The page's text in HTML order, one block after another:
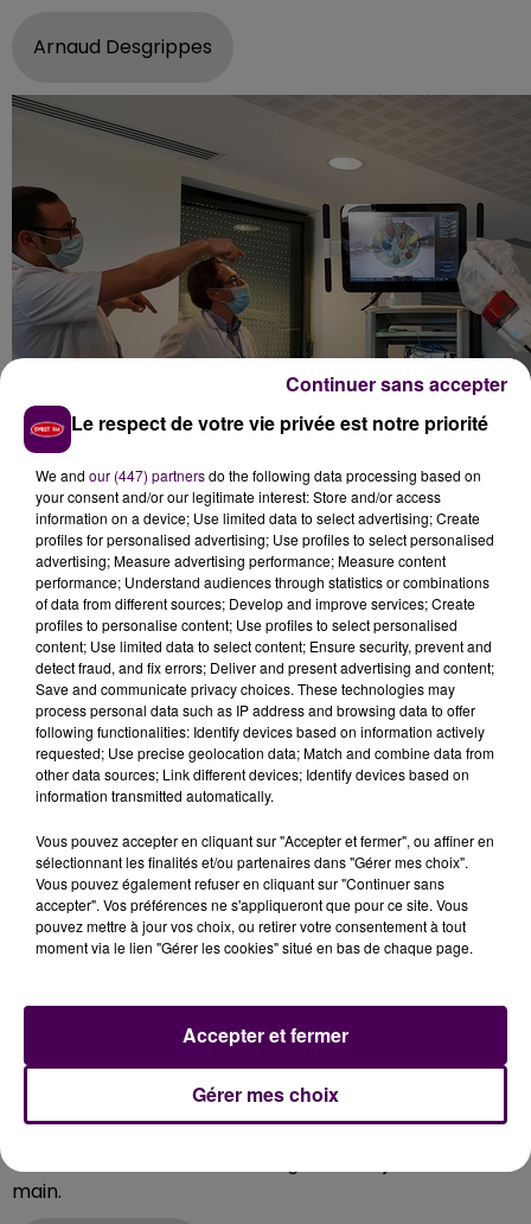
Arnaud Desgrippes
L'appareil est opérationnel au bloc opératoire de la
Polyclinique de Blois © Nicolas Terrien.
UN ROBOT ATTRACTIF POUR LES JEUNES
CHIRURGIENS
Evidemment, l’acquisition de ce type de technologie
est un investissement :"Autour d’un million
blésois."Mais quand on veut de bons pilotes, il faut
de bonnes voitures !"image Nicolas Corneau, en
usant de cette métaphore automobile pour insister
sur l’attractivité que ce robot peut exercer afin
d'attirer de nouveaux praticiens à Blois. Mais est-ce
docteur Desgrippes en affirmant que le premier robot
a beaucoup joué."En fait, je ne sais pas si je travaille
mieux, mais je travaille plus rapidement"
certains actes viscéraux ou digestifs toujours à la
main.
Le respect de votre vie privée est notre priorité
We and our (447) partnersdo the following data processing based on
your consent and/or our legitimate interest: Store and/or access
information on a device; Use limited data to select advertising; Create
profiles for personalised advertising; Use profiles to select personalised
advertising; Measure advertising performance; Measure content
performance; Understand audiences through statistics or combinations
of data from different sources; Develop and improve services; Create
profiles to personalise content; Use profiles to select personalised
content; Use limited data to select content; Ensure security, prevent and
detect fraud, and fix errors; Deliver and present advertising and content;
Save and communicate privacy choices. These technologies may
process personal data such as IP address and browsing data to offer
following functionalities: Identify devices based on information actively
requested; Use precise geolocation data; Match and combine data from
other data sources; Link different devices; Identify devices based on
information transmitted automatically.
Vous pouvez accepter en cliquant sur "Accepter et fermer", ou affiner en
sélectionnant les finalités et/ou partenaires dans "Gérer mes choix".
Vous pouvez également refuser en cliquant sur "Continuer sans
accepter". Vos préférences ne s'appliqueront que pour ce site. Vous
pouvez mettre à jour vos choix, ou retirer votre consentement à tout
moment via le lien "Gérer les cookies" situé en bas de chaque page.
Gérer mes choix
Accepter et fermer
Continuer sans accepter